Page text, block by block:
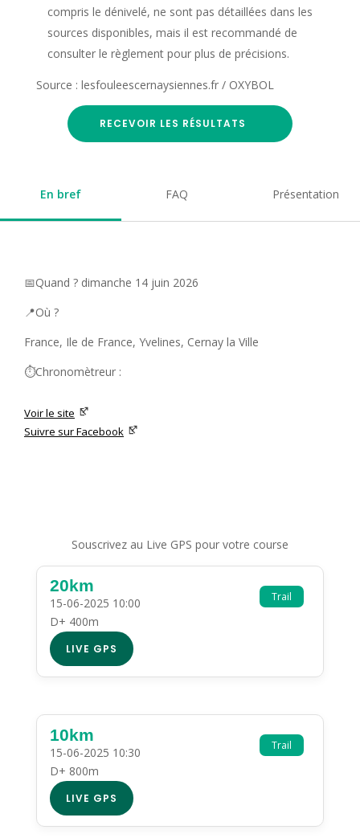
compris le dénivelé, ne sont pas détaillées dans les
sources disponibles, mais il est recommandé de
consulter le règlement pour plus de précisions.
Source : lesfouleescernaysiennes.fr / OXYBOL
RECEVOIR LES RÉSULTATS
En bref FAQ Présentation
📅Quand ? dimanche 14 juin 2026
📍Où ?
France, Ile de France, Yvelines, Cernay la Ville
⏱️Chronomètreur :
Voir le site
Suivre sur Facebook
Souscrivez au Live GPS pour votre course
Trail
20km
15-06-2025 10:00
D+ 400m
LIVE GPS
Trail
10km
15-06-2025 10:30
D+ 800m
LIVE GPS